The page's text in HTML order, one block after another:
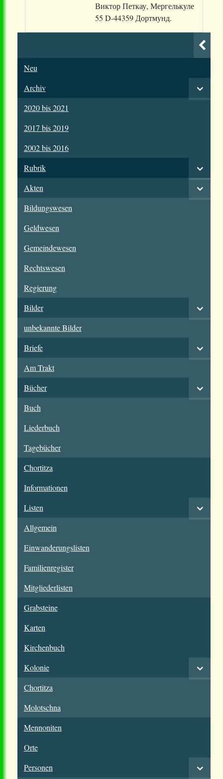
Виктор Петкау, Мергелькуле
55 D-44359 Дортмунд.
Neu
Archiv
2020 bis 2021
2017 bis 2019
2002 bis 2016
Rubrik
Akten
Bildungswesen
Geldwesen
Gemeindewesen
Rechtswesen
Regierung
Bilder
unbekannte Bilder
Briefe
Am Trakt
Bücher
Buch
Liederbuch
Tagebücher
Chortitza
Informationen
Listen
Allgemein
Einwanderungslisten
Familienregister
Mitgliederlisten
Grabsteine
Karten
Kirchenbuch
Kolonie
Chortitza
Molotschna
Mennoniten
Orte
Personen